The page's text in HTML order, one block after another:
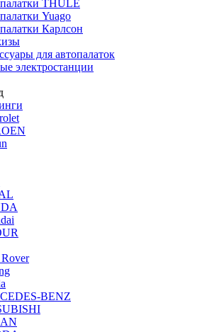
THULE
Yuago
Карлсон
для автопалаток
электростанции
BENZ